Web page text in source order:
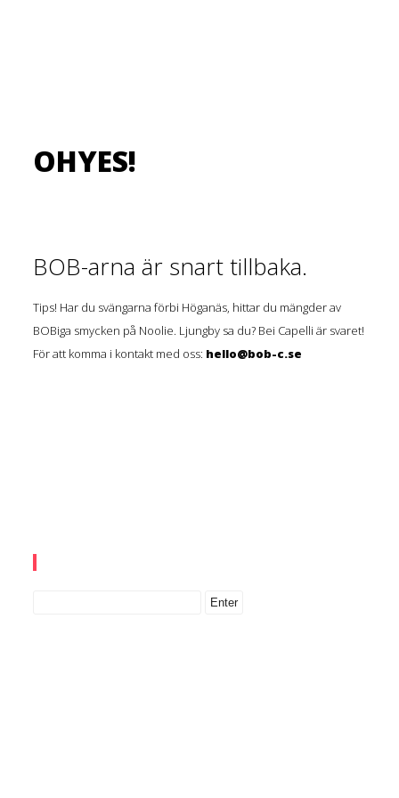
OHYES!
BOB-arna är snart tillbaka.
Tips! Har du svängarna förbi Höganäs, hittar du mängder av
BOBiga smycken på Noolie. Ljungby sa du? Bei Capelli är svaret!
För att komma i kontakt med oss: hello@bob-c.se